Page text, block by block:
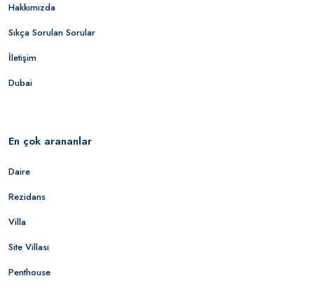
Hakkımızda
Sıkça Sorulan Sorular
İletişim
Dubai
En çok arananlar
Daire
Rezidans
Villa
Site Villası
Penthouse